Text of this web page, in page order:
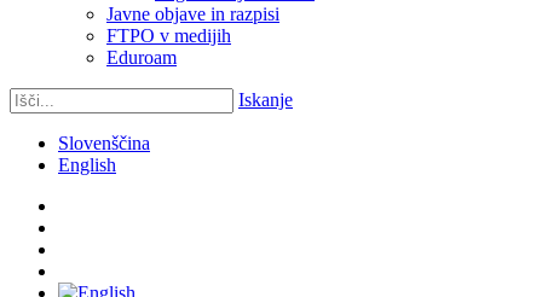
Javne objave in razpisi
FTPO v medijih
Eduroam
Iskanje
Slovenščina
English